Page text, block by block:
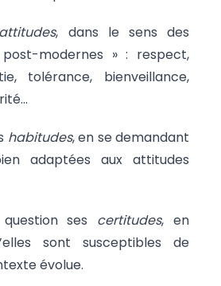
attitudes, dans le sens des
modernes » : respect,
tolérance, bienveillance,
habitudes, en se demandant
adaptées aux attitudes
ses certitudes, en
sont susceptibles de
évolue.